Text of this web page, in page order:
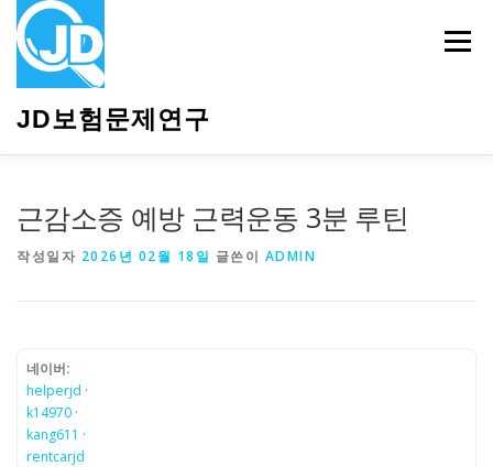
JD보험문제연구
메뉴
근감소증 예방 근력운동 3분 루틴
작성일자 2026년 02월 18일 글쓴이 ADMIN
네이버:
helperjd ·
k14970 ·
kang611 ·
rentcarjd